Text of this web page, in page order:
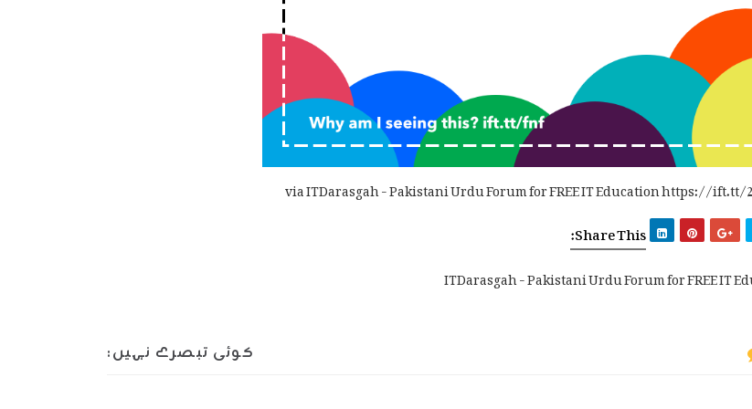
via ITDarasgah - Pakistani Urdu Forum for FREE IT Education https://ift.tt/
Share This:
ITDarasgah - Pakistani Urdu Forum for FREE IT
کوئی تبصرے نہیں: